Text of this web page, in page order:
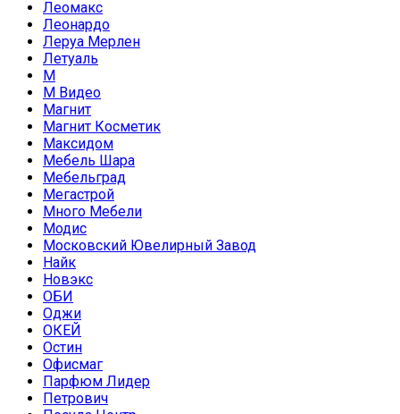
Леомакс
Леонардо
Леруа Мерлен
Летуаль
М
М Видео
Магнит
Магнит Косметик
Максидом
Мебель Шара
Мебельград
Мегастрой
Много Мебели
Модис
Московский Ювелирный Завод
Найк
Новэкс
ОБИ
Оджи
ОКЕЙ
Остин
Офисмаг
Парфюм Лидер
Петрович